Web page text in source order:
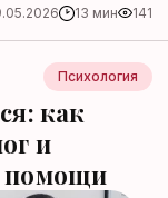
13 мин 141
Психология
как
и
помощи